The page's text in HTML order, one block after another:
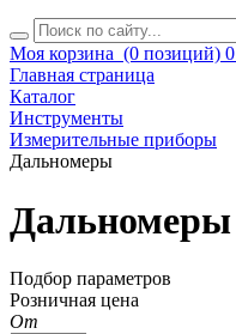
Моя корзина (0 позиций) 0
Главная страница
Каталог
Инструменты
Измерительные приборы
Дальномеры
Дальномеры
Подбор параметров
Розничная цена
От